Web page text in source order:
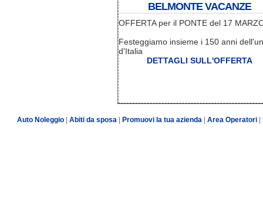
BELMONTE VACANZE
OFFERTA per il PONTE del 17
Festeggiamo insieme i 150 anni
d'Italia
DETTAGLI SULL'OFFERTA
Auto Noleggio| Abiti da sposa| Promuovi la tua azienda Area Operatori